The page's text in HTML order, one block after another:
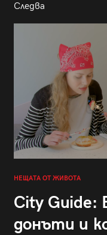
Следва
НЕЩАТА ОТ ЖИВОТА
City Guide:
донъти и